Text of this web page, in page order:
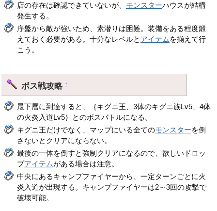
店の存在は確認できていないが、 モンスターハウスが結構
発生する。
序盤から敵が強いため、素潜りは困難。装備をある程度鍛
えておく必要がある。十分なレベルと アイテム を揃えて行
こう。
ボス戦攻略†
最下層に到達すると、｛キグニ王、3体のキグニ族Lv5、4体
の火炎入道Lv5｝とのボスバトルになる。
キグニ王だけでなく、マップにいる全てのモンスターを倒
さないとクリアにならない。
最後の一体を倒すと強制クリアになるので、欲しいドロッ
プアイテムがある場合は注意。
中央にあるキャンプファイヤーから、一定ターンごとに火
炎入道が出現する。キャンプファイヤーは2～3回の攻撃で
破壊可能。